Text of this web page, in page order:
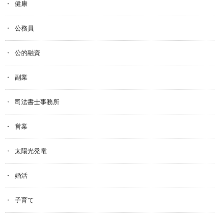
健康
公務員
公的融資
副業
司法書士事務所
営業
太陽光発電
婚活
子育て